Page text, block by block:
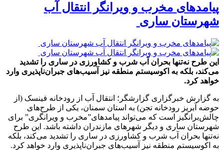
پیامدهای مخرب و ویرانگر انتقال آب
شهرستان ساری
این طرح نه‌تنها بحران آب شرب و کشاورزی در ساری را تشدید
می‌کند، بلکه به اکوسیستم منطقه نیز آسیب‌های جبران‌ناپذیری وارد
خواهد کرد.
به گزارش خبرگزاری گزارشگر؛ انتقال آب از رودخانه فینسک (از
حوضه آبریز رودخانه تجن) به استان سمنان، یکی از طرح‌های
چالش‌برانگیز است که می‌تواند پیامدهای”مخرب و ویرانگری” برای
شهرستان ساری و دیگر شهرهای مازندران داشته باشد. این طرح
نه‌تنها بحران آب شرب و کشاورزی در ساری را تشدید می‌کند، بلکه
به اکوسیستم منطقه نیز آسیب‌های جبران‌ناپذیری وارد خواهد کرد.